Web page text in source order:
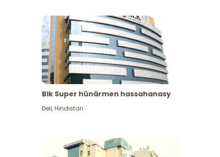
Blk Super hünärmen hassahanasy
Deli,Hindistan